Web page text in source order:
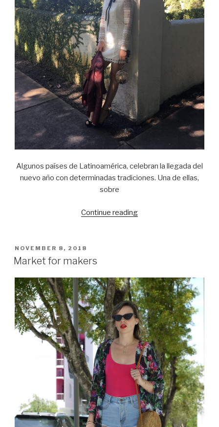
Algunos países de Latinoamérica, celebran la llegada del
nuevo año con determinadas tradiciones. Una de ellas,
sobre
Continue reading
POSTED
ON
NOVEMBER 8, 2018
Market for makers